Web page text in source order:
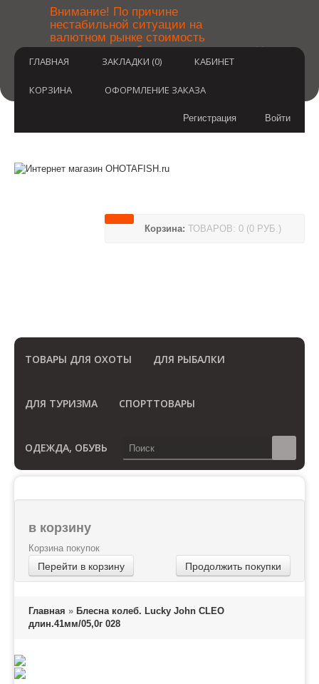
Внимание! По причине
нестабильной ситуации на
валютном рынке стоимость
товаров может быть уточнена
после оформления заказа.
неудобства.
×
ГЛАВНАЯ ЗАКЛАДКИ (0) КАБИНЕТ
КОРЗИНА ОФОРМЛЕНИЕ ЗАКАЗА
Войти
Регистрация
Корзина: ТОВАРОВ: 0 (0 РУБ.)
ТОВАРЫ ДЛЯ ОХОТЫ ДЛЯ РЫБАЛКИ
ДЛЯ ТУРИЗМА СПОРТТОВАРЫ
ОДЕЖДА, ОБУВЬ
в корзину
Корзина покупок
Перейти в корзину Продолжить покупки
Главная » Блесна колеб. Lucky John CLEO
длин.41мм/05,0г 028